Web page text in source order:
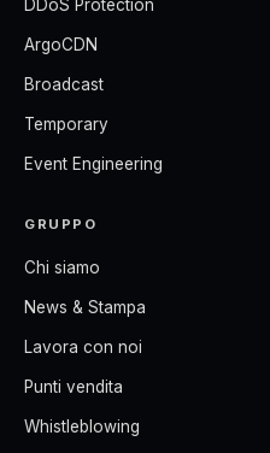
DDoS Protection
ArgoCDN
Broadcast
Temporary
Event Engineering
GRUPPO
Chi siamo
News & Stampa
Lavora con noi
Punti vendita
Whistleblowing